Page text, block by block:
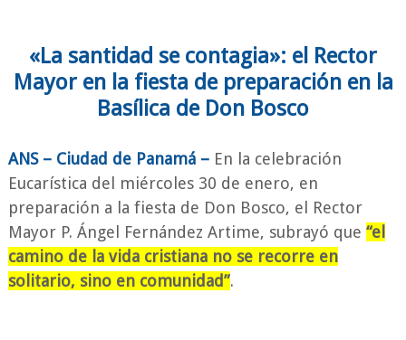
«La santidad se contagia»: el Rector
Mayor en la fiesta de preparación en la
Basílica de Don Bosco
ANS – Ciudad de Panamá – En la celebración
Eucarística del miércoles 30 de enero, en
preparación a la fiesta de Don Bosco, el Rector
Mayor P. Ángel Fernández Artime, subrayó que “el
camino de la vida cristiana no se recorre en
solitario, sino en comunidad”.